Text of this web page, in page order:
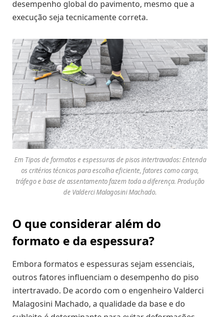
desempenho global do pavimento, mesmo que a
execução seja tecnicamente correta.
Em Tipos de formatos e espessuras de pisos intertravados: Entenda
os critérios técnicos para escolha eficiente, fatores como carga,
tráfego e base de assentamento fazem toda a diferença. Produção
de Valderci Malagosini Machado.
O que considerar além do
formato e da espessura?
Embora formatos e espessuras sejam essenciais,
outros fatores influenciam o desempenho do piso
intertravado. De acordo com o engenheiro Valderci
Malagosini Machado, a qualidade da base e do